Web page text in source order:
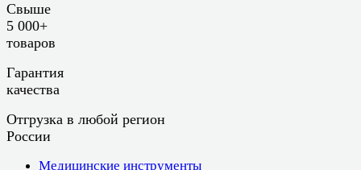
Свыше
5 000+
товаров
Гарантия
качества
Отгрузка в любой регион
России
Медицинские инструменты